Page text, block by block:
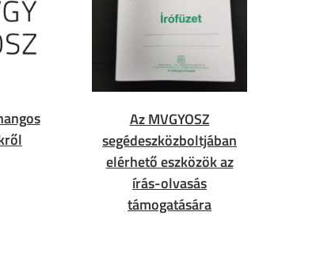
Az MVGYOSZ
segédeszközboltjában
elérhető eszközök az
írás-olvasás
támogatására